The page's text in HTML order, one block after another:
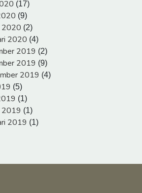
(17)
(9)
2020 (2)
2020 (4)
2019 (2)
2019 (9)
2019 (4)
(5)
(1)
2019 (1)
2019 (1)